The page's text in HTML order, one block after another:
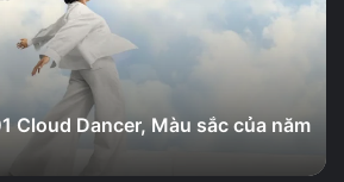
Cloud Dancer, Màu sắc của năm